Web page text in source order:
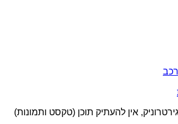
אין להעתיק תוכן (טקסט ותמונות)